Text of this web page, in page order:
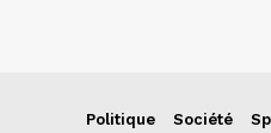
Politique Société